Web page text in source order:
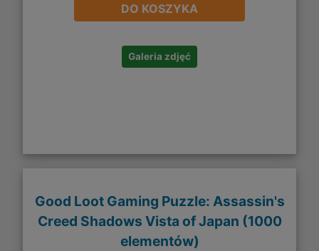
DO KOSZYKA
Galeria zdjęć
Good Loot Gaming Puzzle: Assassin's
Creed Shadows Vista of Japan (1000
elementów)